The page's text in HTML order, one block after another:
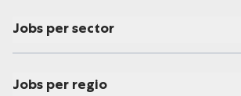
Jobs per sector
Jobs per regio